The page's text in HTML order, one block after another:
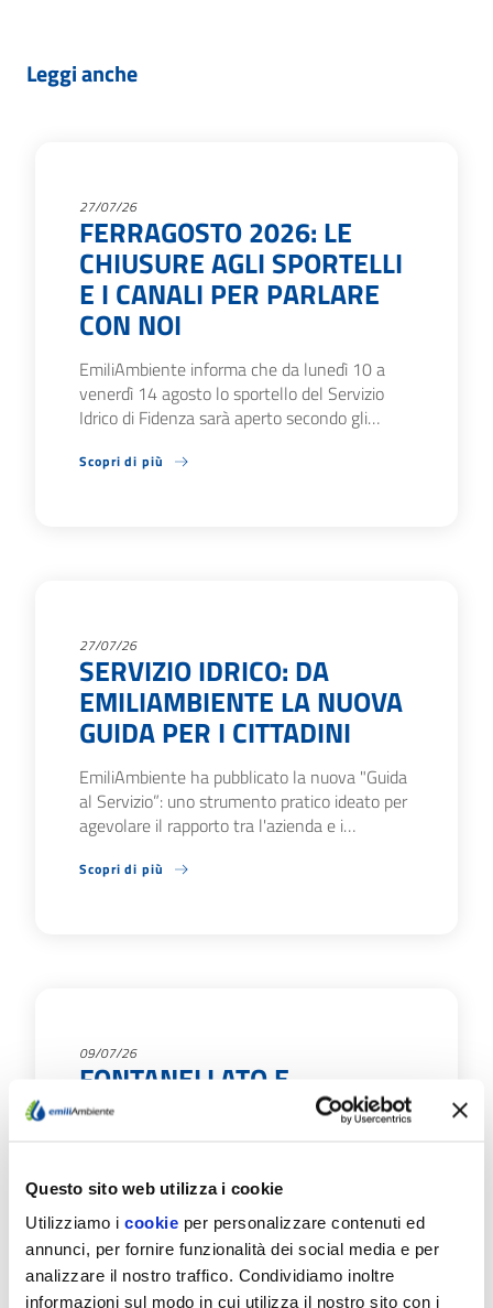
Questo sito web utilizza i cookie
Utilizziamo i cookie per personalizzare contenuti ed
annunci, per fornire funzionalità dei social media e per
analizzare il nostro traffico. Condividiamo inoltre
informazioni sul modo in cui utilizza il nostro sito con i
Leggi anche
27/07/26
FERRAGOSTO 2026: LE
CHIUSURE AGLI SPORTELLI
E I CANALI PER PARLARE
CON NOI
EmiliAmbiente informa che da lunedì 10 a
venerdì 14 agosto lo sportello del Servizio
Idrico di Fidenza sarà aperto secondo gli…
Scopri di più
27/07/26
SERVIZIO IDRICO: DA
EMILIAMBIENTE LA NUOVA
GUIDA PER I CITTADINI
EmiliAmbiente ha pubblicato la nuova "Guida
al Servizio”: uno strumento pratico ideato per
agevolare il rapporto tra l'azienda e i…
Scopri di più
09/07/26
FONTANELLATO E
SALSOMAGGIORE TERME:
AGLI SPORTELLI
EmiliAmbiente informa che: Lunedì 20 luglio
lo sportello del Servizio idrico nel Comune di
Fontanellato, normalmente aperto in
Municipio il…